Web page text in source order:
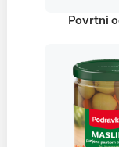
Povrtni